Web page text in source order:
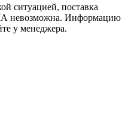
ситуацией, поставка
невозможна. Информацию
у менеджера.